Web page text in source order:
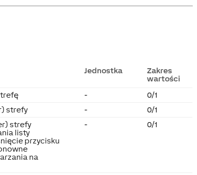
Jednostka
Zakres
wartości
-
0/1
strefy -
0/1
strefy
listy
przycisku
na
- 0/1